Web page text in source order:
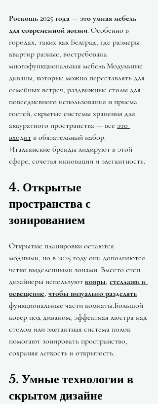
Роскошь 2025 года — это умная мебель
для современной жизни. Особенно в
городах, таких как Белград, где размеры
квартир разные, востребована
многофункциональная мебель.Модульные
диваны, которые можно переставлять для
семейных встреч, раздвижные столы для
повседневного использования и приема
гостей, скрытые системы хранения для
аккуратного пространства — все это
входит в обязательный набор.
Итальянские бренды лидируют в этой
сфере, сочетая инновации и элегантность.
4. Открытые
пространства с
зонированием
Открытые планировки остаются
модными, но в 2025 году они дополняются
четко выделенными зонами. Вместо стен
дизайнеры используют ковры, стеллажи и
освещение, чтобы визуально разделять
функциональные части комнаты.Большой
ковер под диваном, эффектная люстра над
столом или элегантная система полок
помогают зонировать пространство,
сохраняя легкость и открытость.
5. Умные технологии в
скрытом дизайне